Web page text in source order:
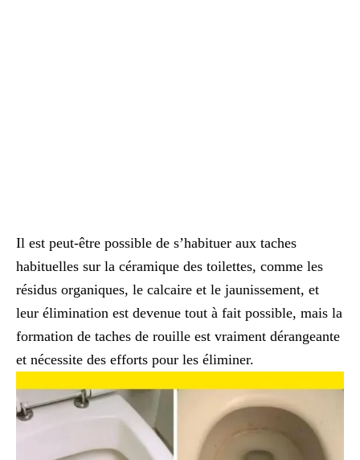
Il est peut-être possible de s’habituer aux taches
habituelles sur la céramique des toilettes, comme les
résidus organiques, le calcaire et le jaunissement, et
leur élimination est devenue tout à fait possible, mais la
formation de taches de rouille est vraiment dérangeante
et nécessite des efforts pour les éliminer.